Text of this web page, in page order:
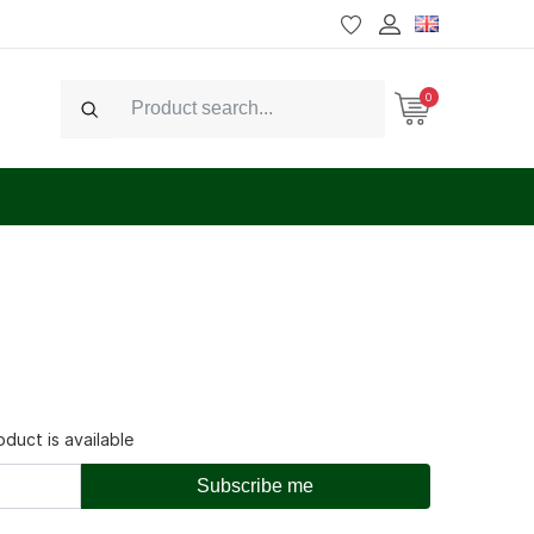
Search
0
is available
Subscribe me